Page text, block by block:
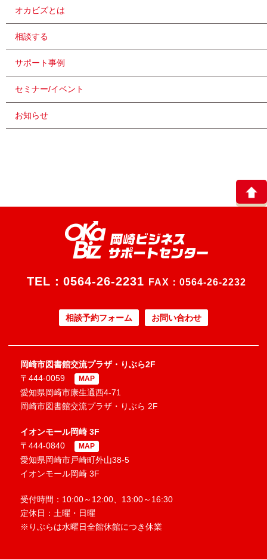
オカビズとは
相談する
サポート事例
セミナー/イベント
お知らせ
TEL： 0564-26-2231 FAX：0564-26-2232
相談予約フォーム お問い合わせ
岡崎市図書館交流プラザ・りぶら2F
〒444-0059
MAP
愛知県岡崎市康生通西4-71
岡崎市図書館交流プラザ・りぶら 2F
イオンモール岡崎 3F
〒444-0840
MAP
愛知県岡崎市戸崎町外山38-5
イオンモール岡崎 3F
受付時間：10:00～12:00、13:00～16:30
定休日：土曜・日曜
※りぶらは水曜日全館休館につき休業